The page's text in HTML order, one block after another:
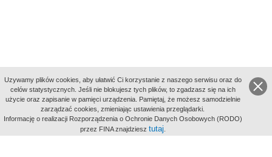
aktywności
Uzywamy plików cookies, aby ułatwić Ci korzystanie z naszego serwisu oraz do
celów statystycznych. Jeśli nie blokujesz tych plików, to zgadzasz się na ich
użycie oraz zapisanie w pamięci urządzenia. Pamiętaj, że możesz samodzielnie
zarządzać cookies, zmieniając ustawienia przeglądarki.
Informację o realizacji Rozporządzenia o Ochronie Danych Osobowych (RODO)
przez FINA znajdziesz tutaj